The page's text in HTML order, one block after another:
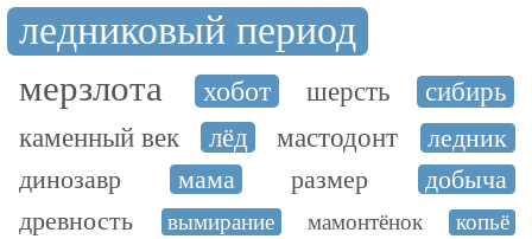
ледниковый период
мерзлота хобот шерсть
сибирь
каменный век
лёд мастодонт
ледник
динозавр
мама размер
добыча
древность
вымирание мамонтёнок
копьё